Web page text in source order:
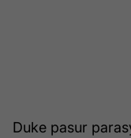
Duke pasur